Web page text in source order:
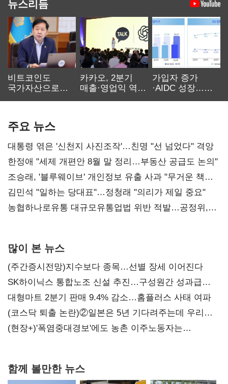
뉴스리듬
비트코인도
국가자산으로…'
카카오, 2분기
매출·영업익 역대
가입자 증가
·AIDC 성장…
주요 뉴스
대통령 엮은 '신천지 사진조작'…친명 "선 넘었다" 격앙
한정애 "세제 개편안 8월 말 정리…부동산 공급도 논의"
조승래, '블루웨이브' 개인정보 유출 사과 "무거운 책임
통감"
김민석 "일하는 당대표"…정청래 "의리가 제일 중요"
농협하나로유통 대규모유통업법 위반 적발…공정위,
많이 본 뉴스
(주간증시전망)지수보다 종목…선별 장세 이어진다
SK하이닉스 통합노조 신설 추진…구성원간 성과급
불만 확산
대형마트 2분기 판매 9.4% 감소…홈플러스 사태 여파
(코스닥 퇴출 논란)②일본은 5년 기다려주는데 우리는
당장 퇴출?…시간만으론 부족한 코스닥 구하기
(현장+)'폭염중대경보'에도 농촌 이주노동자는
함께 볼만한 뉴스